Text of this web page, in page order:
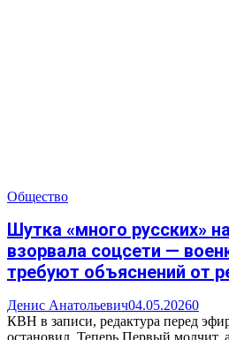
Общество
Шутка «много русских»
взорвала соцсети —
требуют объяснений от
Денис Анатольевич04.05.20260
КВН в записи, редактура перед
остановил. Теперь Первый молчит,